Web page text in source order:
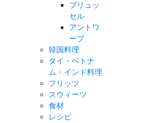
ブリュッ
セル
アントワ
ープ
韓国料理
タイ・ベトナ
ム・インド料理
フリッツ
スウィーツ
食材
レシピ